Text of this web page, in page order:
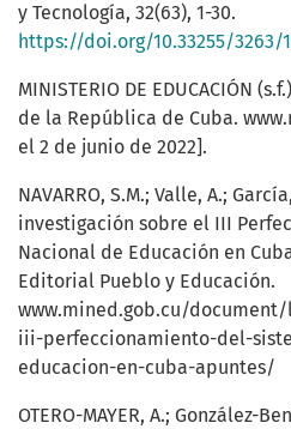
y Tecnología, 32(63), 1-30.
https://doi.org/10.33255/3263/
MINISTERIO DE EDUCACIÓN
de la República de Cuba.
el 2 de junio de 2022].
NAVARRO, S.M.; Valle, A.;
investigación sobre el III
Nacional de Educación en
Editorial Pueblo y Educación.
www.mined.gob.cu/
iii-perfeccionamiento-del-
educacion-en-cuba-apuntes/
OTERO-MAYER, A.; González-